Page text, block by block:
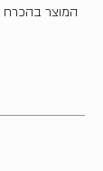
המוצר בהכרח